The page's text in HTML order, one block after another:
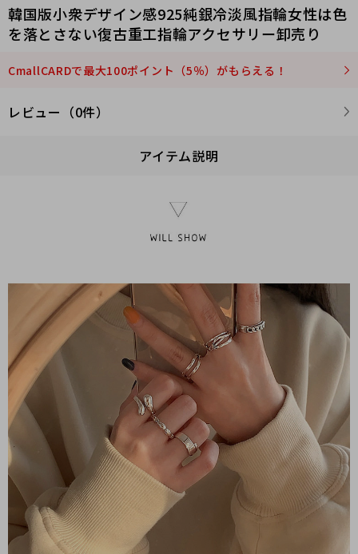
韓国版小衆デザイン感925純銀冷淡風指輪女性は色
を落とさない復古重工指輪アクセサリー卸売り
CmallCARDで最大100ポイント（5％）がもらえる！
レビュー（0件）
アイテム説明